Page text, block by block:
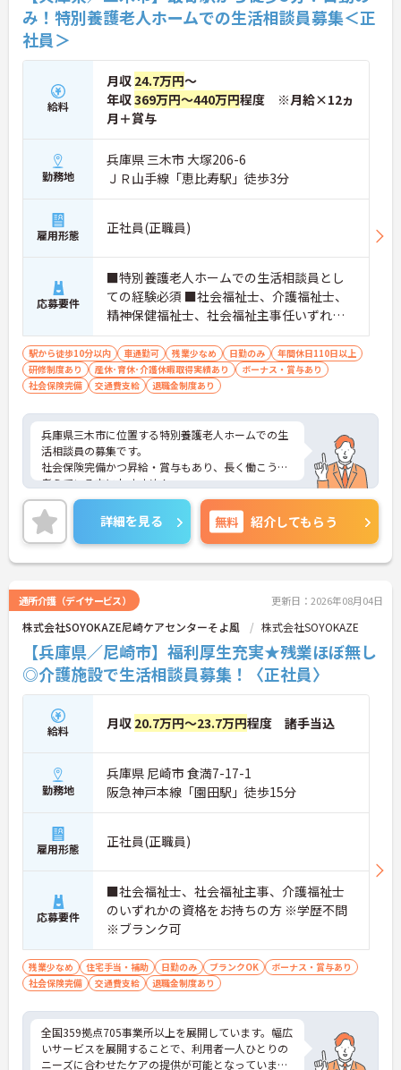
み！特別養護老人ホームでの生活相談員募集＜正
社員＞
給料
月収 24.7万円～
年収369万円～440万円程度 ※月給×12ヵ
月＋賞与
勤務地
兵庫県 三木市 大塚206-6
ＪＲ山手線「恵比寿駅」徒歩3分
雇用形態 正社員(正職員)
応募要件
■特別養護老人ホームでの生活相談員とし
ての経験必須 ■社会福祉士、介護福祉士、
精神保健福祉士、社会福祉主事任いずれか
必須 ■必要なPCスキル：介護ソフトへの入
力(Word程度）
駅から徒歩10分以内 車通勤可 残業少なめ 日勤のみ
年間休日110日以上
研修制度あり
産休･育休･介護休暇取得実績あり
ボーナス・賞与あり
社会保険完備
交通費支給 退職金制度あり
兵庫県三木市に位置する特別養護老人ホームでの生
活相談員の募集です。
社会保険完備かつ昇給・賞与もあり、長く働こうと
考えている方におすすめ！
マイカー通勤◎かつ無料駐車場有！様々な通勤手段
を選べて便利！
ご興味のある方はご面接のポイントをお伝えいたし
ますので、お気軽にご相談ください。
詳細を見る 無料 紹介してもらう
通所介護（デイサービス） 更新日：2026年08月04日
株式会社SOYOKAZE尼崎ケアセンターそよ風 株式会社SOYOKAZE
【兵庫県／尼崎市】福利厚生充実★残業ほぼ無し
◎介護施設で生活相談員募集！〈正社員〉
給料 月収 20.7万円～23.7万円程度 諸手当込
勤務地
兵庫県 尼崎市 食満7-17-1
阪急神戸本線「園田駅」徒歩15分
雇用形態 正社員(正職員)
応募要件
■社会福祉士、社会福祉主事、介護福祉士
のいずれかの資格をお持ちの方 ※学歴不問
※ブランク可
残業少なめ 住宅手当・補助 日勤のみ ブランクOK
ボーナス・賞与あり
社会保険完備
交通費支給 退職金制度あり
全国359拠点705事業所以上を展開しています。幅広
いサービスを展開することで、利用者一人ひとりの
ニーズに合わせたケアの提供が可能となっていま